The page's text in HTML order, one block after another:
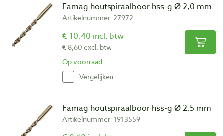
Famag houtspiraalboor hss-g Ø 2,0 mm
Artikelnummer: 27972
€ 10,40 incl. btw
€ 8,60 excl. btw
Op voorraad
Vergelijken
Famag houtspiraalboor hss-g Ø 2,5 mm
Artikelnummer: 1913559